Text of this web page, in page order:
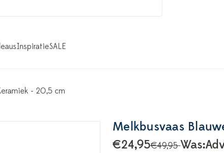
InspiratieSALE
- 20,5 cm
Melkbusvaas
€49,95Was:
€24,95